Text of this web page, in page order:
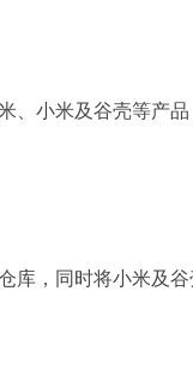
、小米及谷壳等产
，同时将小米及谷